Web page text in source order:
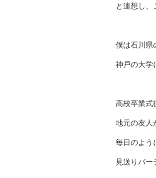
と連想し
僕は石川県
神戸の大学
高校卒業式
地元の友人
毎日のよう
見送りパー